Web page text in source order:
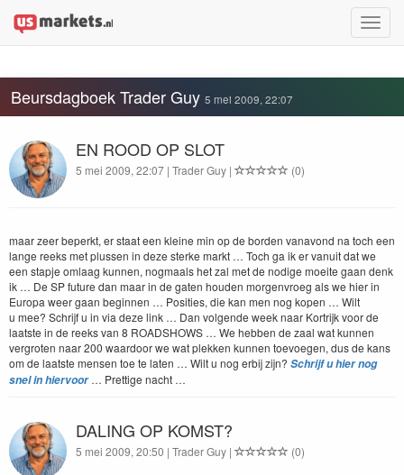
Toggle
Beursdagboek Trader Guy 5 mei 2009, 22:07
EN ROOD OP SLOT
5 mei 2009, 22:07 | Trader Guy | (0)
maar zeer beperkt, er staat een kleine min op de bor­den vanavond na toch een
lange reeks met plussen in deze sterke markt … Toch ga ik er vanu­it dat we
een stap­je omlaag kun­nen, nog­maals het zal met de nodi­ge moeite gaan denk
ik … De SPfuture dan maar in de gat­en houden mor­gen­vroeg als we hier in
Europa weer gaan begin­nen … Posi­ties, die kan men nog kopen … Wilt
u mee? Schri­jf u in via deze link … Dan vol­gende week naar Kor­trijk voor de
laat­ste in de reeks van 8 ROAD­SHOWS … We hebben de zaal wat kun­nen
ver­groten naar200 waar­door we wat plekken kun­nen toevoe­gen, dus de kans
om de laat­ste mensen toe te lat­en … Wilt u nog erbij zijn? Schri­jf u hier nog
snel in hier­voor… Pret­tige nacht …
DALING OP KOMST?
5 mei 2009, 20:50 | Trader Guy | (0)